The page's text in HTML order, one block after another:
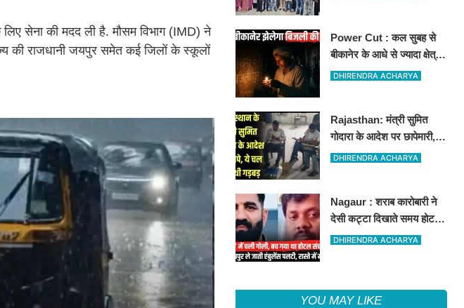
सेना की मदद ली है. मौसम विभाग (IMD) ने
की राजधानी जयपुर समेत कई जिलों के स्कूलों
Power Cut : कल सुबह से
बीकानेर के आधे से ज्यादा क्षेत्रों
में 4 घंटों के लिए बिजली रहेगी
DHIRENDRA ACHARYA
Rajasthan: मंत्री सुमित
गोदारा के आदेश पर छापेमारी,
44 फर्मों पर कार्रवाई, लाखों का
DHIRENDRA ACHARYA
Nagaur : शराब कारोबारी ने
देसी कट्टा दिखाते समय होटल
संचालक को मारी गोली, जोधपुर
DHIRENDRA ACHARYA
YOU MAY LIKE